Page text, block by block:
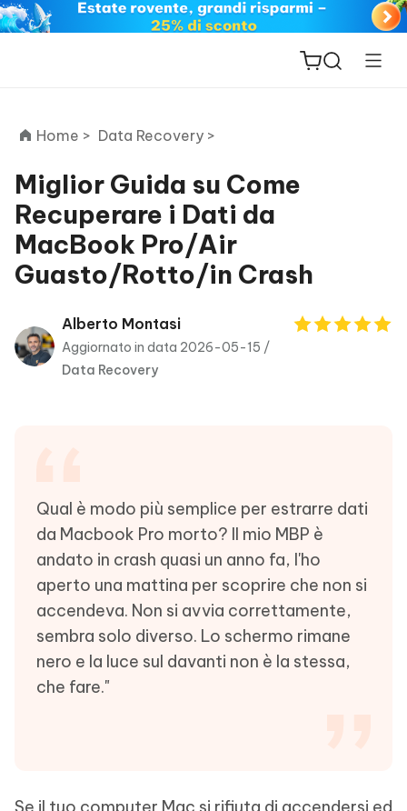
ReiBoot
for iOS
PDNob
PDF
Editor
Home > Data Recovery >
Miglior Guida su Come
Recuperare i Dati da
MacBook Pro/Air
Guasto/Rotto/in Crash
Alberto Montasi
Aggiornato in data 2026-05-15 /
Data Recovery
Qual è modo più semplice per estrarre dati
da Macbook Pro morto? Il mio MBP è
andato in crash quasi un anno fa, l'ho
aperto una mattina per scoprire che non si
accendeva. Non si avvia correttamente,
sembra solo diverso. Lo schermo rimane
nero e la luce sul davanti non è la stessa,
che fare."